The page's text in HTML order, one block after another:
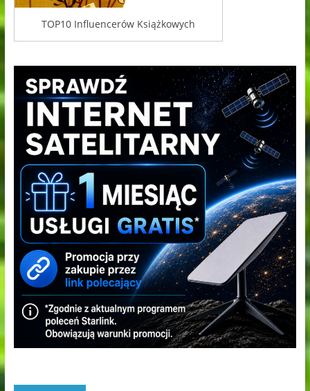
TOP10 Influencerów Książkowych